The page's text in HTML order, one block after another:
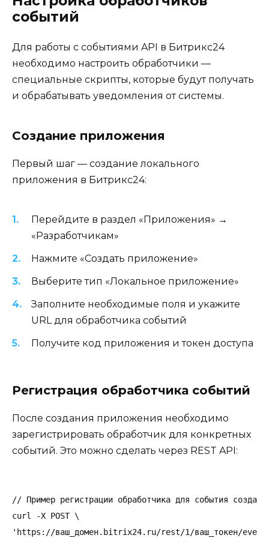
событий
Для работы с событиями API в Битрикс24
необходимо настроить обработчики —
специальные скрипты, которые будут получать
и обрабатывать уведомления от системы.
Создание приложения
Первый шаг — создание локального
приложения в Битрикс24:
Перейдите в раздел «Приложения» →
«Разработчикам»
Нажмите «Создать приложение»
Выберите тип «Локальное приложение»
Заполните необходимые поля и укажите
URL для обработчика событий
Получите код приложения и токен доступа
Регистрация обработчика событий
После создания приложения необходимо
зарегистрировать обработчик для конкретных
событий. Это можно сделать через REST API:
// Пример регистрации обработчика для события
curl -X POST \
'https://ваш_домен.bitrix24.ru/rest/1/ваш_токен/